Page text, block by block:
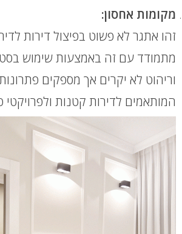
מקומות אחסון:
זהו אתגר לא פשוט בפיצול דירות
מתמודד עם זה באמצעות שימוש בסט
וריהוט לא יקרים אך מספקים
המותאמים לדירות קטנות ולפרויקטי